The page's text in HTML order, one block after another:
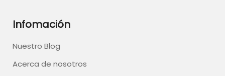
Infomación
Nuestro Blog
Acerca de nosotros